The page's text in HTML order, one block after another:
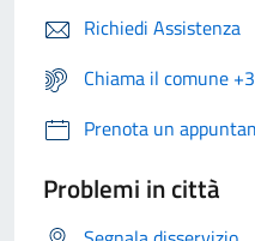
Richiedi Assistenza
Chiama il comune
Prenota un
Problemi in città